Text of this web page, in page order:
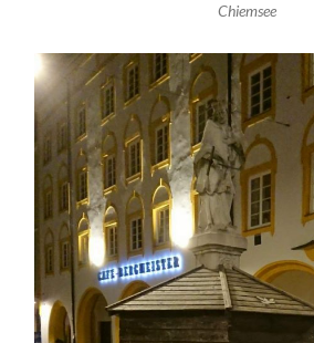
Chiemsee